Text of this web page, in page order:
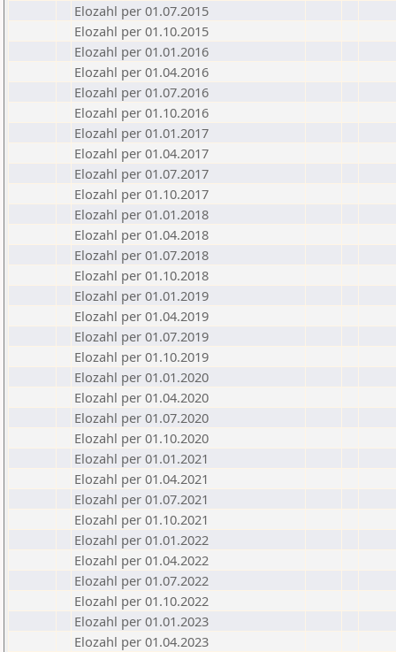
Elozahl per 01.07.2015
Elozahl per 01.10.2015
Elozahl per 01.01.2016
Elozahl per 01.04.2016
Elozahl per 01.07.2016
Elozahl per 01.10.2016
Elozahl per 01.01.2017
Elozahl per 01.04.2017
Elozahl per 01.07.2017
Elozahl per 01.10.2017
Elozahl per 01.01.2018
Elozahl per 01.04.2018
Elozahl per 01.07.2018
Elozahl per 01.10.2018
Elozahl per 01.01.2019
Elozahl per 01.04.2019
Elozahl per 01.07.2019
Elozahl per 01.10.2019
Elozahl per 01.01.2020
Elozahl per 01.04.2020
Elozahl per 01.07.2020
Elozahl per 01.10.2020
Elozahl per 01.01.2021
Elozahl per 01.04.2021
Elozahl per 01.07.2021
Elozahl per 01.10.2021
Elozahl per 01.01.2022
Elozahl per 01.04.2022
Elozahl per 01.07.2022
Elozahl per 01.10.2022
Elozahl per 01.01.2023
Elozahl per 01.04.2023